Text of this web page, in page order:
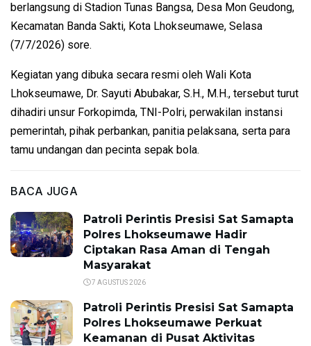
berlangsung di Stadion Tunas Bangsa, Desa Mon Geudong,
Kecamatan Banda Sakti, Kota Lhokseumawe, Selasa
(7/7/2026) sore.
Kegiatan yang dibuka secara resmi oleh Wali Kota
Lhokseumawe, Dr. Sayuti Abubakar, S.H., M.H., tersebut turut
dihadiri unsur Forkopimda, TNI-Polri, perwakilan instansi
pemerintah, pihak perbankan, panitia pelaksana, serta para
tamu undangan dan pecinta sepak bola.
BACA JUGA
Patroli Perintis Presisi Sat Samapta
Polres Lhokseumawe Hadir
Ciptakan Rasa Aman di Tengah
Masyarakat
7 AGUSTUS 2026
Patroli Perintis Presisi Sat Samapta
Polres Lhokseumawe Perkuat
Keamanan di Pusat Aktivitas